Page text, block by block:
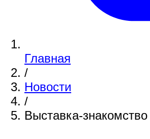
Главная
/
Новости
/
Выставка-